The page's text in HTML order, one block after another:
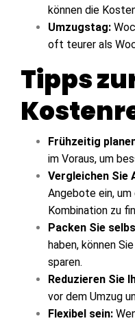
können die
Umzugstag:
oft teurer als
Tipps
Frühzeitig
im Voraus, um
Vergleichen Sie
Angebote ein,
Kombination zu
Packen Sie
haben, können
sparen.
Reduzieren Sie
vor dem Umzug
Flexibel sein: